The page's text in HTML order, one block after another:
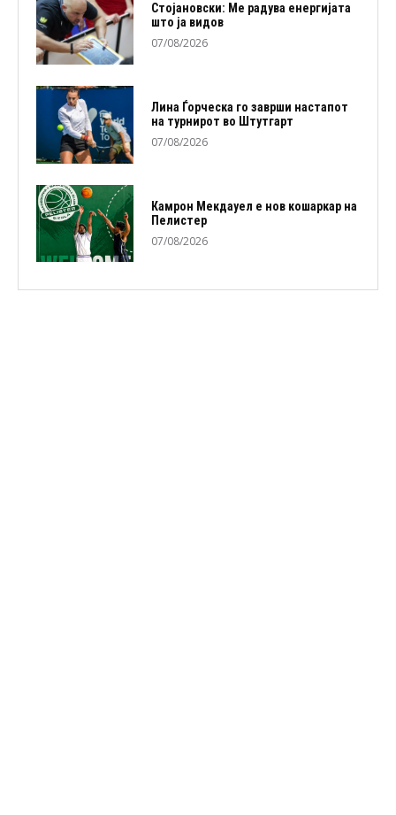
Стојановски: Ме радува енергијата
што ја видов
07/08/2026
Лина Ѓорческа го заврши настапот
на турнирот во Штутгарт
07/08/2026
Камрон Мекдауел е нов кошаркар на
Пелистер
07/08/2026